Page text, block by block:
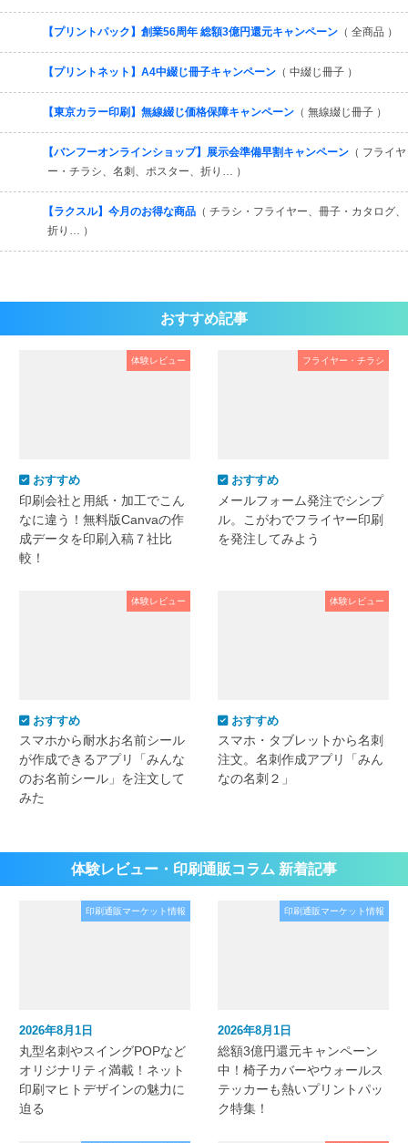
【プリントパック】創業56周年 総額3億円還元キャンペーン （ 全商品 ）
【プリントネット】A4中綴じ冊子キャンペーン （ 中綴じ冊子 ）
【東京カラー印刷】無線綴じ価格保障キャンペーン （ 無線綴じ冊子 ）
【バンフーオンラインショップ】展示会準備早割キャンペーン （ フライヤ
ー・チラシ、名刺、ポスター、折り… ）
【ラクスル】今月のお得な商品 （ チラシ・フライヤー、冊子・カタログ、
折り… ）
おすすめ記事
体験レビュー
おすすめ
印刷会社と用紙・加工でこん
なに違う！無料版Canvaの作
成データを印刷入稿７社比
較！
フライヤー・チラシ
おすすめ
メールフォーム発注でシンプ
ル。こがわでフライヤー印刷
を発注してみよう
体験レビュー
おすすめ
スマホから耐水お名前シール
が作成できるアプリ「みんな
のお名前シール」を注文して
みた
体験レビュー
おすすめ
スマホ・タブレットから名刺
注文。名刺作成アプリ「みん
なの名刺２」
体験レビュー・印刷通販コラム 新着記事
印刷通販マーケット情報
2026年8月1日
丸型名刺やスイングPOPなど
オリジナリティ満載！ネット
印刷マヒトデザインの魅力に
迫る
印刷通販マーケット情報
2026年8月1日
総額3億円還元キャンペーン
中！椅子カバーやウォールス
テッカーも熱いプリントパッ
ク特集！